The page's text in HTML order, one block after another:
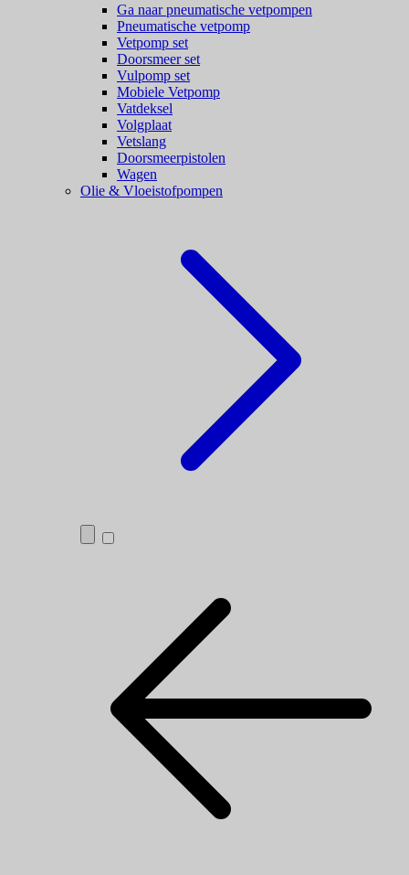
Ga naar pneumatische vetpompen
Pneumatische vetpomp
Vetpomp set
Doorsmeer set
Vulpomp set
Mobiele Vetpomp
Vatdeksel
Volgplaat
Vetslang
Doorsmeerpistolen
Wagen
Olie & Vloeistofpompen